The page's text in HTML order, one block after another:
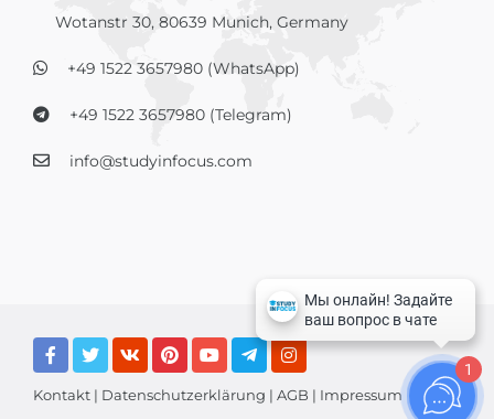
Wotanstr 30, 80639 Munich, Germany
+49 1522 3657980 (WhatsApp)
+49 1522 3657980 (Telegram)
info@studyinfocus.com
Kontakt | Datenschutzerklärung | AGB | Impressum
1